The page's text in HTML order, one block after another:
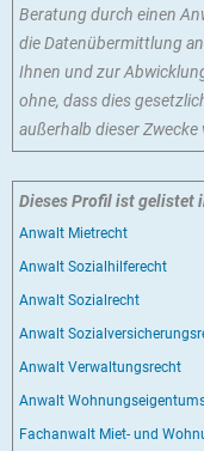
Beratung durch einen
die Datenübermittlung
Ihnen und zur
ohne, dass dies
außerhalb dieser Zwecke
Dieses Profil ist gelistet
Anwalt Mietrecht
Anwalt Sozialhilferecht
Anwalt Sozialrecht
Anwalt
Anwalt Verwaltungsrecht
Anwalt
Fachanwalt Miet- und